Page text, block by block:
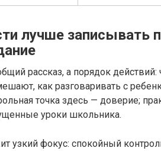
лучше
рассказ, а порядок действий:
как разговаривать с
точка здесь — доверие;
уроки школьника.
узкий фокус: спокойный